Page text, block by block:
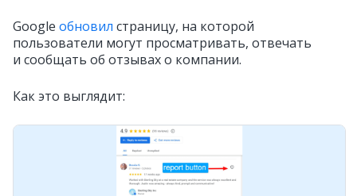
Google обновил страницу, на которой
пользователи могут просматривать, отвечать
и сообщать об отзывах о компании.
Как это выглядит: